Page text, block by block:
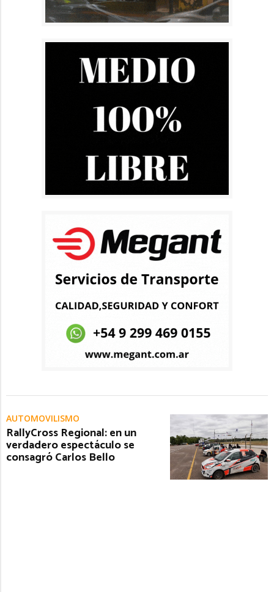
AUTOMOVILISMO
RallyCross Regional: en un
verdadero espectáculo se
consagró Carlos Bello